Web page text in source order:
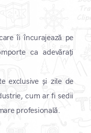
îi încurajează pe
ca adevărați
exclusive și zile de
cum ar fi sedii
profesională.